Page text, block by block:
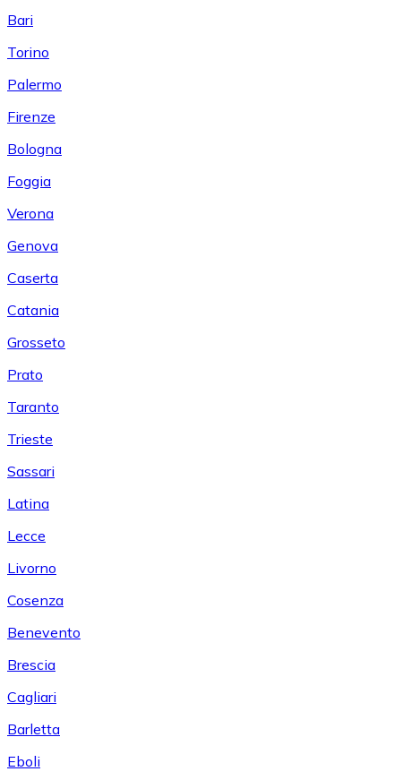
Bari
Torino
Palermo
Firenze
Bologna
Foggia
Verona
Genova
Caserta
Catania
Grosseto
Prato
Taranto
Trieste
Sassari
Latina
Lecce
Livorno
Cosenza
Benevento
Brescia
Cagliari
Barletta
Eboli